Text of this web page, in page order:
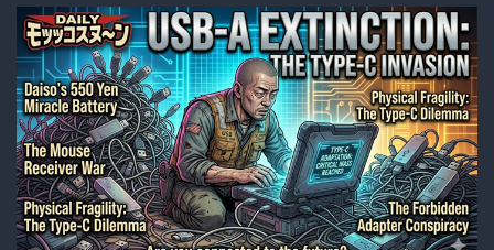
奪
（絶
望
の
格
差）